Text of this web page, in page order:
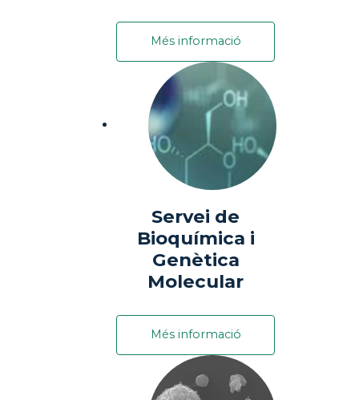
Més informació
Servei de
Bioquímica i
Genètica
Molecular
Més informació